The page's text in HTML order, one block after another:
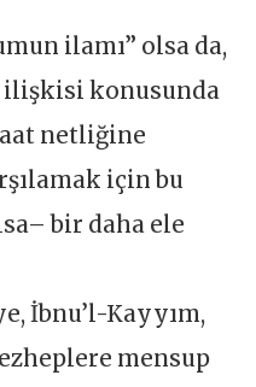
ilamı” olsa da,
ilişkisi konusunda
netliğine
için bu
bir daha ele
İbnu’l-Kayyım,
mensup